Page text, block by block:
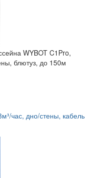
WYBOT C1Pro,
блютуз, до 150м
час, дно/стены, кабель